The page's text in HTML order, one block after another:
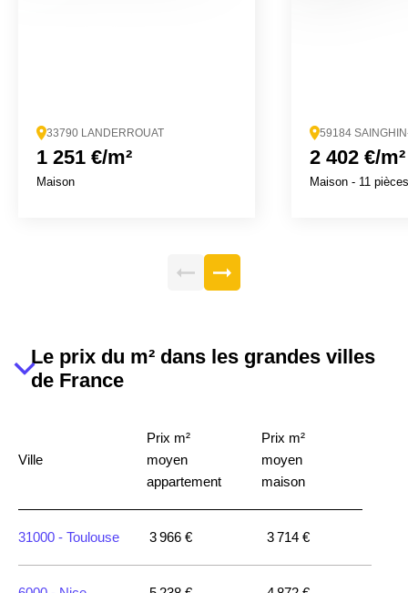
33790 LANDERROUAT
1 251 €/m²
Maison
59184
2 402 €/m²
Maison - 11 pièces
Le prix du m² dans les grandes villes
de France
Ville
Prix m²
moyen
appartement
Prix m²
moyen
maison
31000 - Toulouse 3 966 € 3 714 €